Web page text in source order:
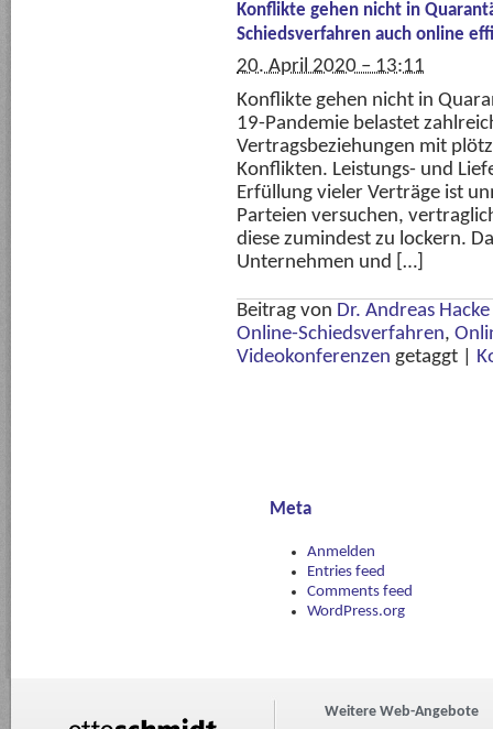
Konflikte gehen nicht in
Schiedsverfahren auch online
20. April 2020 – 13:11
Konflikte gehen nicht in
19-Pandemie belastet
Vertragsbeziehungen mit
Konflikten. Leistungs- und
Erfüllung vieler Verträge ist
Parteien versuchen,
diese zumindest zu lockern.
Unternehmen und […]
Beitrag von Dr. Andreas Hacke
Online-Schiedsverfahren,
Videokonferenzen getaggt
Meta
Anmelden
Entries feed
Comments feed
WordPress.org
Weitere Web-Angebote